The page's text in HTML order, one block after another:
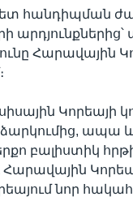
հանդիպման
Հարավային
Կորեայի
ապա
բալիստիկ
նոր